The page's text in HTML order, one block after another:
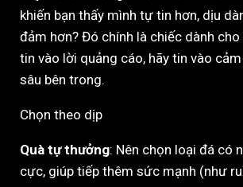
khiến bạn thấy mình tự tin hơn, dịu
đảm hơn? Đó chính là chiếc dành
tin vào lời quảng cáo, hãy tin vào
sâu bên trong.
Chọn theo dịp
Quà tự thưởng: Nên chọn loại đá có
cực, giúp tiếp thêm sức mạnh (như